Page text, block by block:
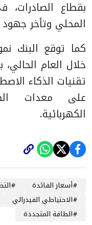
بقطاع
المحلي وتأخر جهود
خلال العام
تقنيات الذكاء
على معدات
الكهربائية.
#أسعار الفائدة #
#الاحتياطي الفيدرالي
#الطاقة المتجددة